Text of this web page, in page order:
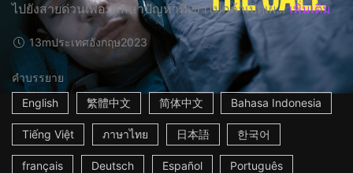
ไปยังสายด่วนเพื่อปรึกษาปัญหาที่เขาไม่กล้าเปิดเผ... เพิ่มเติม
13mประเทศอังกฤษ2023
คำบรรยาย
English
繁體中文 简体中文 Bahasa Indonesia
Tiếng Việt ภาษาไทย 日本語 한국어
français Deutsch Español Português